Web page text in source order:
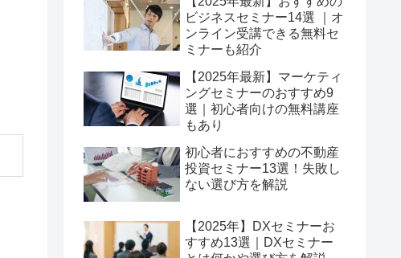
ビジネスセミナー14選 ｜オ
ンライン受講できる無料セ
ミナーも紹介
【2025年最新】マーケティ
ングセミナーのおすすめ9
選｜初心者向けの無料講座
もあり
初心者におすすめの不動産
投資セミナー13選！失敗し
ない選び方を解説
【2025年】DXセミナーお
すすめ13選｜DXセミナー